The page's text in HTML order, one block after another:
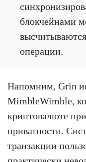
блокчейнами
операции.
Напомним, Grin
MimbleWimble,
криптовалюте
приватности.
транзакции